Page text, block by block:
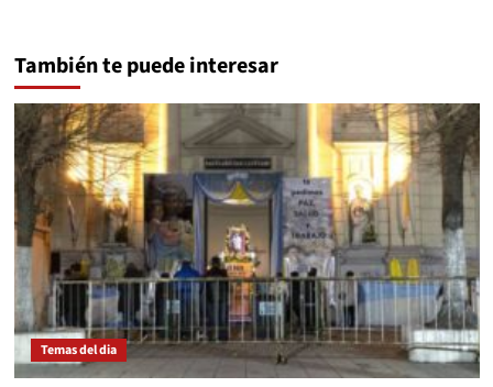
También te puede interesar
Temas del dia